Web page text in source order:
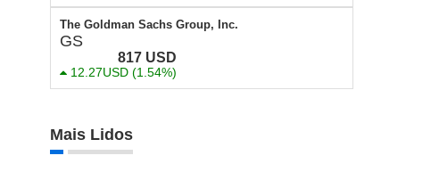
The Goldman Sachs Group, Inc.
GS
817 USD
12.27USD (1.54%)
Mais Lidos